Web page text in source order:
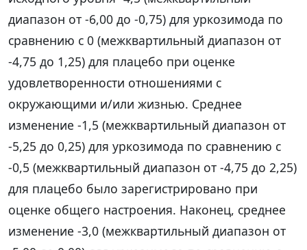
диапазон от -6,00 до -0,75) для уркозимода по
сравнению с 0 (межквартильный диапазон от
-4,75 до 1,25) для плацебо при оценке
удовлетворенности отношениями с
окружающими и/или жизнью. Среднее
изменение -1,5 (межквартильный диапазон от
-5,25 до 0,25) для уркозимода по сравнению с
-0,5 (межквартильный диапазон от -4,75 до 2,25)
для плацебо было зарегистрировано при
оценке общего настроения. Наконец, среднее
изменение -3,0 (межквартильный диапазон от